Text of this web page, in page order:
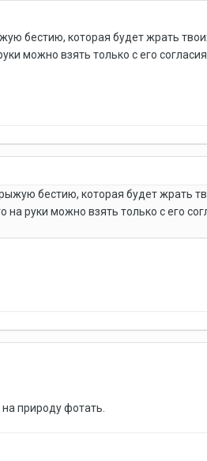
бестию, которая будет жрать
можно взять только с его
бестию, которая будет жрать
на руки можно взять только с его
природу фотать.